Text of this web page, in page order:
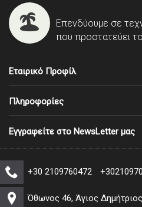
Επενδύουμε σε
που προστατεύει
Εταιρικό Προφίλ
Πληροφορίες
Εγγραφείτε στο NewsLetter μας
+30 2109760472
Όθωνος 46, Άγιος Δημήτριος